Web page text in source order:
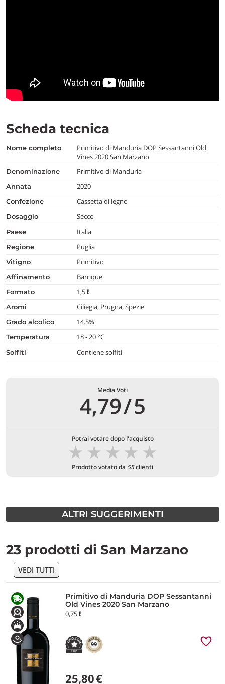
Scheda tecnica
nome completo
Primitivo di Manduria DOP Sessantanni Old
Vines 2020 San Marzano
denominazione Primitivo di Manduria
annata 2020
confezione Cassetta di legno
dosaggio Secco
paese Italia
regione Puglia
vitigno Primitivo
affinamento Barrique
formato 1,5 ℓ
aromi Ciliegia, Prugna, Spezie
grado alcolico 14.5%
temperatura 18 - 20 °C
Solfiti Contiene solfiti
Media Voti
4,79/5
Potrai votare dopo l'acquisto
★
★
★
★
★
Prodotto votato da 55clienti
ALTRI SUGGERIMENTI
23 prodotti di San Marzano
VEDI TUTTI
Primitivo di Manduria DOP Sessantanni
Old Vines 2020 San Marzano
0,75 ℓ
99
25,80€